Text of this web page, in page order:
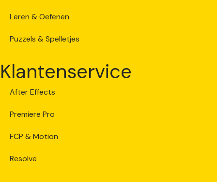
Leren & Oefenen
Puzzels & Spelletjes
Klantenservice
After Effects
Premiere Pro
FCP & Motion
Resolve